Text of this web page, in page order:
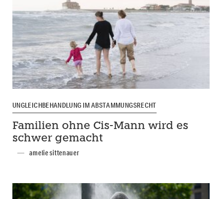
UNGLEICHBEHANDLUNG IM ABSTAMMUNGSRECHT
Familien ohne Cis-Mann wird es
schwer gemacht
amelie sittenauer